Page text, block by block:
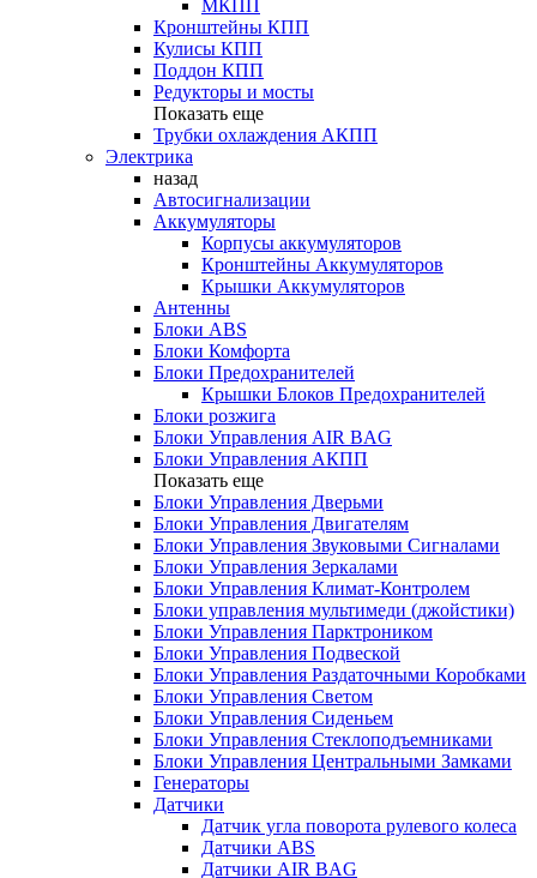
МКПП
Кронштейны КПП
Кулисы КПП
Поддон КПП
Редукторы и мосты
Показать еще
Трубки охлаждения АКПП
Электрика
назад
Автосигнализации
Аккумуляторы
Корпусы аккумуляторов
Кронштейны Аккумуляторов
Крышки Аккумуляторов
Антенны
Блоки ABS
Блоки Комфорта
Блоки Предохранителей
Крышки Блоков Предохранителей
Блоки розжига
Блоки Управления AIR BAG
Блоки Управления АКПП
Показать еще
Блоки Управления Дверьми
Блоки Управления Двигателям
Блоки Управления Звуковыми Сигналами
Блоки Управления Зеркалами
Блоки Управления Климат-Контролем
Блоки управления мультимеди (джойстики)
Блоки Управления Парктроником
Блоки Управления Подвеской
Блоки Управления Раздаточными Коробками
Блоки Управления Светом
Блоки Управления Сиденьем
Блоки Управления Стеклоподъемниками
Блоки Управления Центральными Замками
Генераторы
Датчики
Датчик угла поворота рулевого колеса
Датчики ABS
Датчики AIR BAG